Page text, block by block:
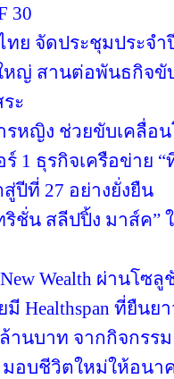
30
ย จัดประชุมประจำปี
ญ่ สานต่อพันธกิจขั
ะ
รหญิง ช่วยขับเคลื่อ
ร์ 1 ธุรกิจเครือข่าย
ปีที่ 27 อย่างยั่งยืน
ชั่น สลีปปิ้ง มาส์ค”
Wealth ผ่านโ
Healthspan ที่ยืนย
านบาท จากกิจกรร
มอบชีวิตใหม่ให้อน